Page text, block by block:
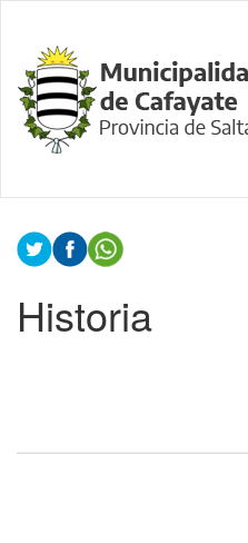
contenido
principal
Municipalidad
de Cafayate,
Salta
Contenido
principal
Historia